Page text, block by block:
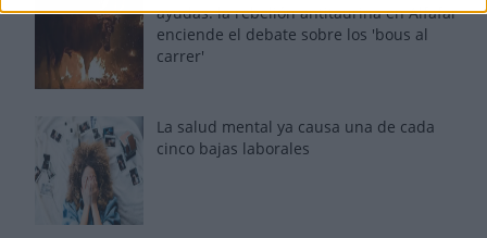
ayudas: la rebelión antitaurina en Alfafar
enciende el debate sobre los 'bous al
carrer'
La salud mental ya causa una de cada
cinco bajas laborales